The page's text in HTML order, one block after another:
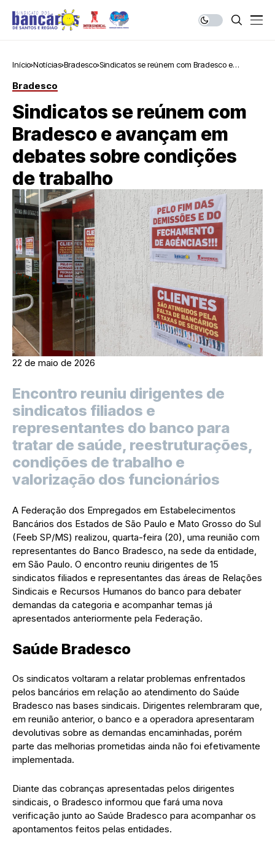
Início Notícias Bradesco Sindicatos se reúnem com Bradesco e
Bradesco
Sindicatos se reúnem com
Bradesco e avançam em
debates sobre condições
de trabalho
22 de maio de 2026
Encontro reuniu dirigentes de
sindicatos filiados e
representantes do banco para
tratar de saúde, reestruturações,
condições de trabalho e
valorização dos funcionários
A Federação dos Empregados em Estabelecimentos
Bancários dos Estados de São Paulo e Mato Grosso do Sul
(Feeb SP/MS) realizou, quarta-feira (20), uma reunião com
representantes do Banco Bradesco, na sede da entidade,
em São Paulo. O encontro reuniu dirigentes de 15
sindicatos filiados e representantes das áreas de Relações
Sindicais e Recursos Humanos do banco para debater
demandas da categoria e acompanhar temas já
apresentados anteriormente pela Federação.
Saúde Bradesco
Os sindicatos voltaram a relatar problemas enfrentados
pelos bancários em relação ao atendimento do Saúde
Bradesco nas bases sindicais. Dirigentes relembraram que,
em reunião anterior, o banco e a operadora apresentaram
devolutivas sobre as demandas encaminhadas, porém
parte das melhorias prometidas ainda não foi efetivamente
implementada.
Diante das cobranças apresentadas pelos dirigentes
sindicais, o Bradesco informou que fará uma nova
verificação junto ao Saúde Bradesco para acompanhar os
apontamentos feitos pelas entidades.